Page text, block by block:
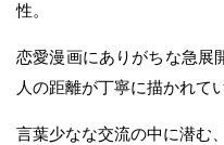
性。
恋愛漫画にありがちな急展
人の距離が丁寧に描かれて
言葉少なな交流の中に潜む